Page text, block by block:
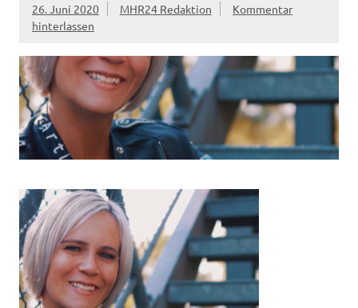
26. Juni 2020 MHR24 Redaktion
Kommentar
hinterlassen